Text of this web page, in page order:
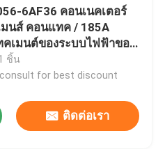
6AF36 คอนเนคเตอร์
มนส์ คอนแทค / 185A
เมนต์ของระบบไฟฟ้าของ
ง 250 กิโลวัตต์
ชิ้น
for best discount
ติดต่อเรา